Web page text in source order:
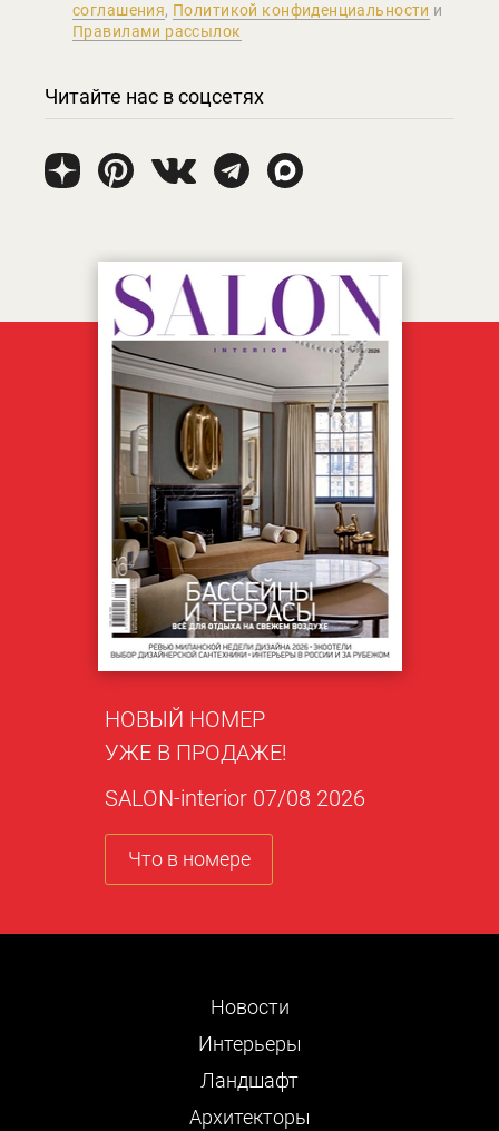
соглашения, Политикой конфиденциальности и
Правилами рассылок
Читайте нас в соцсетях
НОВЫЙ НОМЕР
УЖЕ В ПРОДАЖЕ!
SALON-interior 07/08 2026
Что в номере
Новости
Интерьеры
Ландшафт
Архитекторы